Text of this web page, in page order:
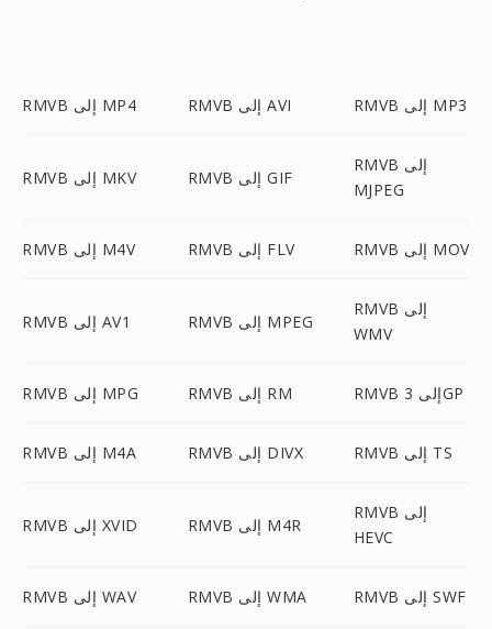
RMVB إلى MP4 RMVB إلى AVI RMVB إلى MP3
RMVB إلى MKV RMVB إلى GIF
RMVB إلى
MJPEG
RMVB إلى M4V RMVB إلى FLV RMVB إلى MOV
RMVB إلى AV1 RMVB إلى MPEG
RMVB إلى
WMV
RMVB إلى MPG RMVB إلى RM RMVB إلى 3GP
RMVB إلى M4A RMVB إلى DIVX RMVB إلى TS
RMVB إلى XVID RMVB إلى M4R
RMVB إلى
HEVC
RMVB إلى WAV RMVB إلى WMA RMVB إلى SWF